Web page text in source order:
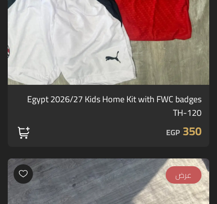
Egypt 2026/27 Kids Home Kit with FWC badges
TH-120
350
EGP
عرض